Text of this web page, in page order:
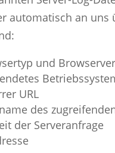
automatisch an uns
und
URL
des
der Serveranfrage